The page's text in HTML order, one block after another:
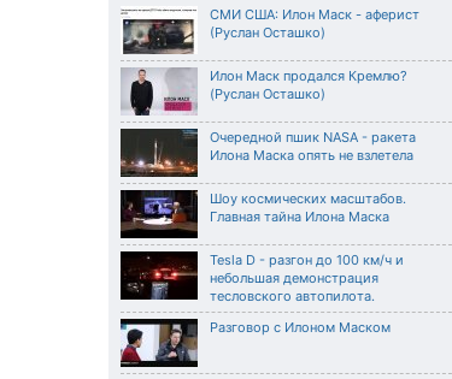
СМИ США: Илон Маск - аферист
(Руслан Осташко)
Илон Маск продался Кремлю?
(Руслан Осташко)
Очередной пшик NASA - ракета
Илона Маска опять не взлетела
Шоу космических масштабов.
Главная тайна Илона Маска
Tesla D - разгон до 100 км/ч и
небольшая демонстрация
тесловского автопилота.
Разговор с Илоном Маском